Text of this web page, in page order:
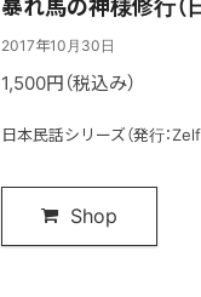
暴れ馬の神様修行（
2017年10月30日
1,500円（税込み）
日本民話シリーズ（発行：
Shop